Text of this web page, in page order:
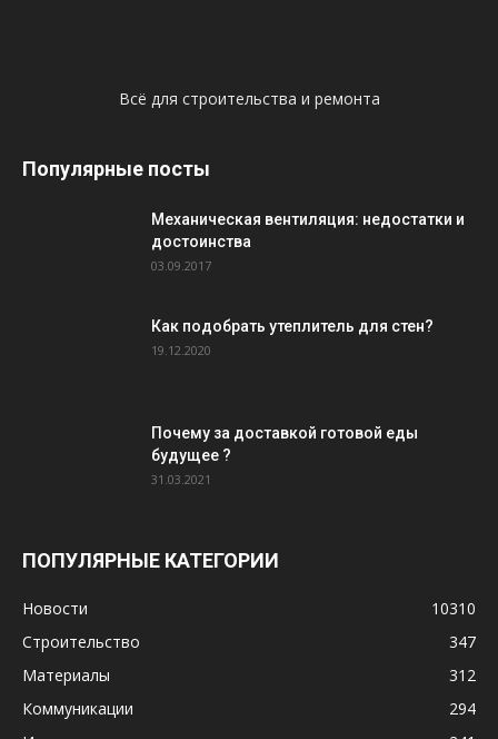
Всё для строительства и ремонта
Популярные посты
Механическая вентиляция: недостатки и
достоинства
03.09.2017
Как подобрать утеплитель для стен?
19.12.2020
Почему за доставкой готовой еды
будущее ?
31.03.2021
ПОПУЛЯРНЫЕ КАТЕГОРИИ
Новости
10310
Строительство
347
Материалы
312
Коммуникации
294